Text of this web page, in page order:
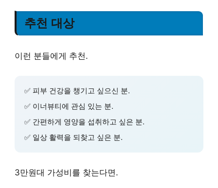
추천 대상
이런 분들에게 추천.
✅ 피부 건강을 챙기고 싶으신 분.
✅ 이너뷰티에 관심 있는 분.
✅ 간편하게 영양을 섭취하고 싶은 분.
✅ 일상 활력을 되찾고 싶은 분.
3만원대 가성비를 찾는다면.